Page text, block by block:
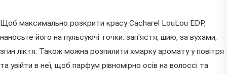
Щоб максимально розкрити красу Cacharel LouLou EDP,
наносьте його на пульсуючі точки: зап'ястя, шию, за вухами,
згин ліктя. Також можна розпилити хмарку аромату у повітря
та увійти в неї, щоб парфум рівномірно осів на волоссі та